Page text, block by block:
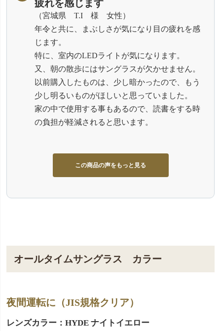
疲れを感じます
宮城県 T.I 様 女性
年令と共に、まぶしさが気になり目の疲れを感
じます。
特に、室内のLEDライトが気になります。
又、朝の散歩にはサングラスが欠かせません。
以前購入したものは、少し暗かったので、もう
少し明るいものがほしいと思っていました。
家の中で使用する事もあるので、読書をする時
の負担が軽減されると思います。
この商品の声をもっと見る
オールタイムサングラス カラー
夜間運転に（JIS規格クリア）
レンズカラー：HYDE ナイトイエロー